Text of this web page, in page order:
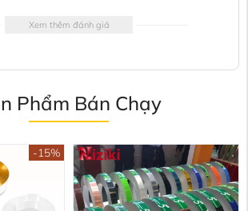
Xem thêm đánh giá
Phẩm Bán Chạy
-15%